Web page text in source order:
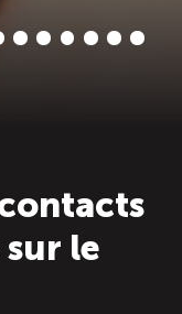
le